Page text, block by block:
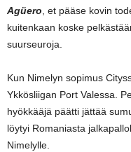
Agüero , et pääse kovin
kuitenkaan koske
suurseuroja.
Kun Nimelyn sopimus
Ykkösliigan Port Valessa.
hyökkääjä päätti jättää
löytyi Romaniasta
Nimelylle.